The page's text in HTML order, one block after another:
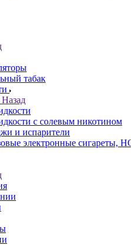
табак
Назад
с солевым никотином
и испарители
электронные сигареты,